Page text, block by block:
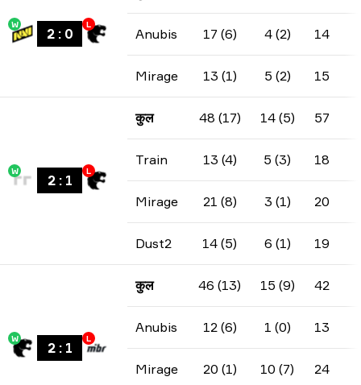
W
2: 0
L
Anubis 17 (6) 4 (2) 14
Mirage 13 (1) 5 (2) 15
W
2: 1
L
कुल 48 (17) 14 (5) 57
Train 13 (4) 5 (3) 18
Mirage 21 (8) 3 (1) 20
Dust2 14 (5) 6 (1) 19
W
2: 1
L
कुल 46 (13) 15 (9) 42
Anubis 12 (6) 1 (0) 13
Mirage 20 (1) 10 (7) 24